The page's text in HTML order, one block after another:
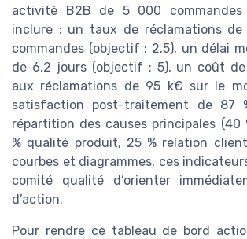
activité B2B de 5 000
inclure : un taux de réclamations de
commandes (objectif : 2,5), un délai
de 6,2 jours (objectif : 5), un coût
aux réclamations de 95 k€ sur le
satisfaction post-traitement de 87
répartition des causes principales (40
% qualité produit, 25 % relation
courbes et diagrammes, ces
comité qualité d’orienter
d’action.
Pour rendre ce tableau de bord